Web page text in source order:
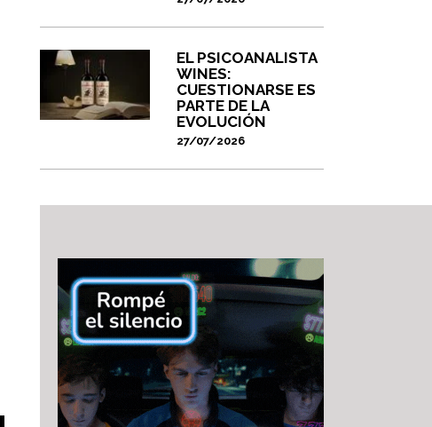
EL PSICOANALISTA
WINES:
CUESTIONARSE ES
PARTE DE LA
EVOLUCIÓN
27/07/2026